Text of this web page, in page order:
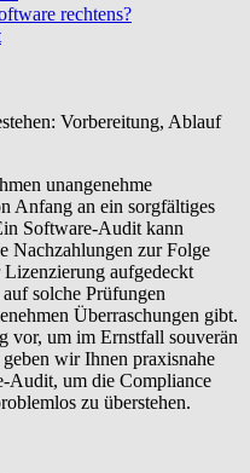
rechtens?
Vorbereitung, Ablauf
unangenehme
Anfang an ein sorgfältiges
Software-Audit kann
Nachzahlungen zur Folge
aufgedeckt
solche Prüfungen
Überraschungen gibt.
vor, um im Ernstfall souverän
wir Ihnen praxisnahe
Audit, um die Compliance
zu überstehen.